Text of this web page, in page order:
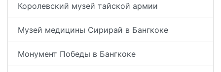
Королевский музей тайской армии
Музей медицины Сирирай в Бангкоке
Монумент Победы в Бангкоке